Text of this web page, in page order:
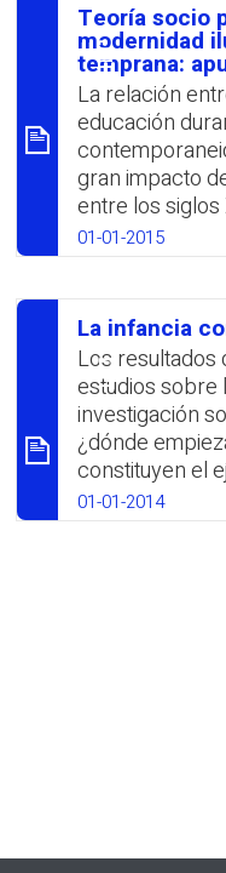
סיכום
Teoría socio
modernidad
temprana:
La relación
educación
gran impacto
entre los siglos
que trajo
giro de un
revisaron los
Locke, Charles
Montesquieu y
la influencia
ámbito
Venezuela en
01-01-2015
סיכום
La infancia
Los resultados
estudios sobre
investigación
¿dónde
constituyen el
que se
infantil no
01-01-2014